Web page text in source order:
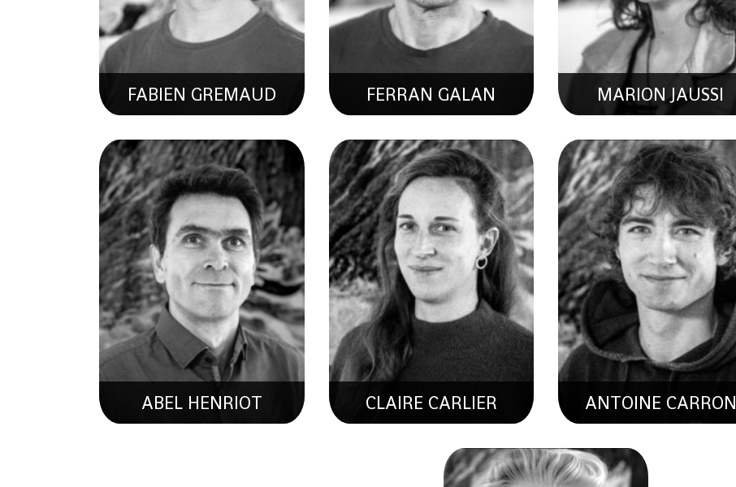
FABIEN GREMAUD FERRAN GALAN MARION JAUSSI
ABEL HENRIOT CLAIRE CARLIER ANTOINE CARRON
QUENTYN
PERRUCHOUD
Apprenti Informaticien